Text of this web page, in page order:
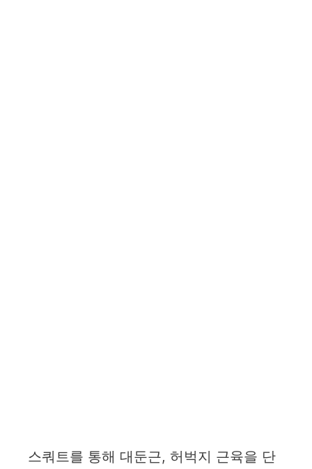
스쿼트를 통해 대둔근, 허벅지 근육을 단